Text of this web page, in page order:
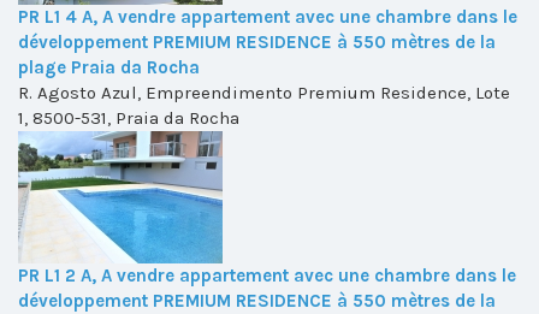
PR L1 4 A, A vendre appartement avec une chambre dans le
développement PREMIUM RESIDENCE à 550 mètres de la
plage Praia da Rocha
R. Agosto Azul, Empreendimento Premium Residence, Lote
1, 8500-531, Praia da Rocha
PR L1 2 A, A vendre appartement avec une chambre dans le
développement PREMIUM RESIDENCE à 550 mètres de la